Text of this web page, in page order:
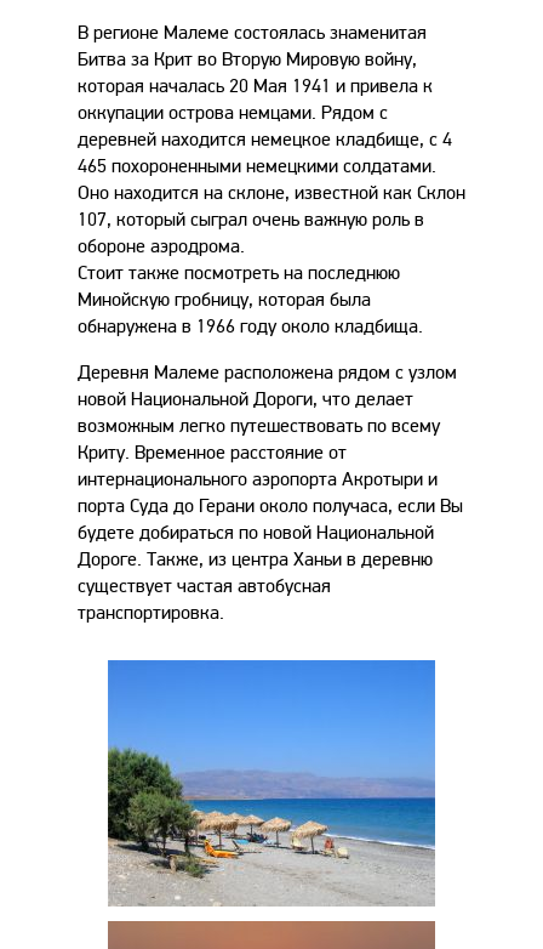
В регионе Малеме состоялась знаменитая
Битва за Крит во Вторую Мировую войну,
которая началась 20 Мая 1941 и привела к
оккупации острова немцами. Рядом с
деревней находится немецкое кладбище, с 4
465 похороненными немецкими солдатами.
Оно находится на склоне, известной как Склон
107, который сыграл очень важную роль в
обороне аэродрома.
Стоит также посмотреть на последнюю
Минойскую гробницу, которая была
обнаружена в 1966 году около кладбища.
Деревня Малеме расположена рядом с узлом
новой Национальной Дороги, что делает
возможным легко путешествовать по всему
Криту. Временное расстояние от
интернационального аэропорта Акротыри и
порта Суда до Герани около получаса, если Вы
будете добираться по новой Национальной
Дороге. Также, из центра Ханьи в деревню
существует частая автобусная
транспортировка.